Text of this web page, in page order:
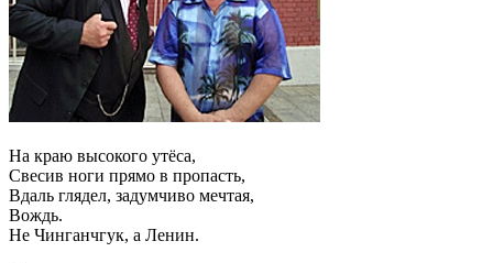
На краю высокого утёса,
Свесив ноги прямо в пропасть,
Вдаль глядел, задумчиво мечтая,
Вождь.
Не Чинганчгук, а Ленин.